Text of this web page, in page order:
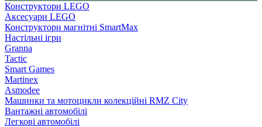
Конструктори LEGO
Аксесуари LEGO
Конструктори магнітні SmartMax
Настільні ігри
Granna
Tactic
Smart Games
Martinex
Asmodee
Машинки та мотоцикли колекційні RMZ City
Вантажні автомобілі
Легкові автомобілі